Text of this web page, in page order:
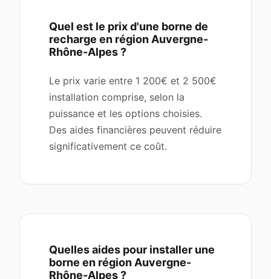
Quel est le prix d'une borne de
recharge en région Auvergne-
Rhône-Alpes ?
Le prix varie entre 1 200€ et 2 500€
installation comprise, selon la
puissance et les options choisies.
Des aides financières peuvent réduire
significativement ce coût.
Quelles aides pour installer une
borne en région Auvergne-
Rhône-Alpes ?